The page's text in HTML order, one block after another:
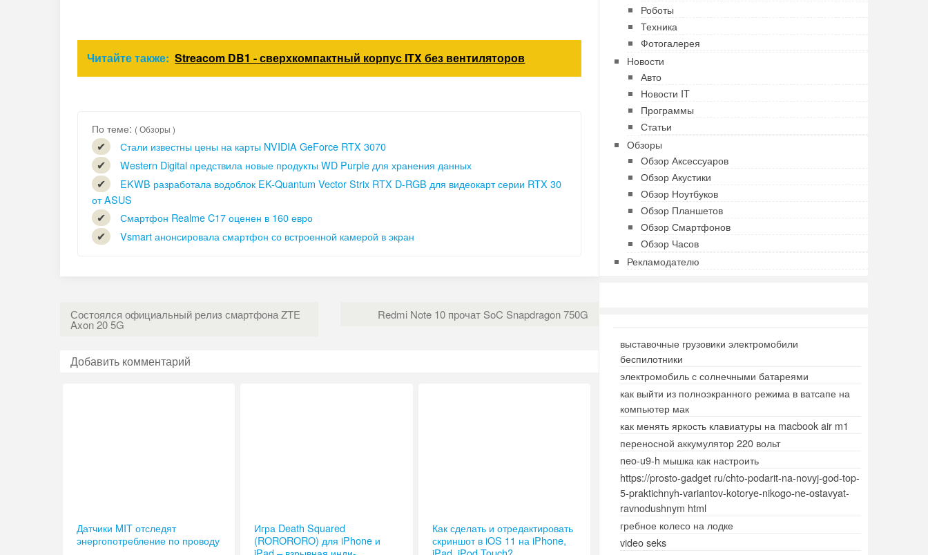
Читайте также: Streacom DB1 - сверхкомпактный корпус ITX без вентиляторов
По теме: ( Обзоры )
Стали известны цены на карты NVIDIA GeForce RTX 3070
Western Digital предствила новые продукты WD Purple для хранения данных
EKWB разработала водоблок EK-Quantum Vector Strix RTX D-RGB для видеокарт серии RTX 30
от ASUS
Смартфон Realme C17 оценен в 160 евро
Vsmart анонсировала смартфон со встроенной камерой в экран
Redmi Note 10 прочат SoC Snapdragon 750G
Состоялся официальный релиз смартфона ZTE
Axon 20 5G
Добавить комментарий
Датчики MIT отследят
энергопотребление по проводу
Игра Death Squared
(RORORORO) для iPhone и
Как сделать и отредактировать
скриншот в iOS 11 на iPhone,
Роботы
Техника
Фотогалерея
Новости
Авто
Новости IT
Программы
Статьи
Обзоры
Обзор Аксессуаров
Обзор Акустики
Обзор Ноутбуков
Обзор Планшетов
Обзор Смартфонов
Обзор Часов
Рекламодателю
выставочные грузовики электромобили
беспилотники
электромобиль с солнечными батареями
как выйти из полноэкранного режима в ватсапе на
компьютер мак
как менять яркость клавиатуры на macbook air m1
переносной аккумулятор 220 вольт
neo-u9-h мышка как настроить
https://prosto-gadget ru/chto-podarit-na-novyj-god-top-
5-praktichnyh-variantov-kotorye-nikogo-ne-ostavyat-
ravnodushnym html
гребное колесо на лодке
video seks